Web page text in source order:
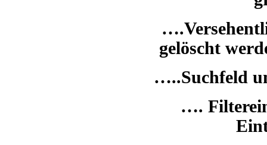
gelöscht
…..Suchfeld
….